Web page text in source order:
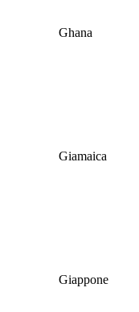
Ghana
Giamaica
Giappone